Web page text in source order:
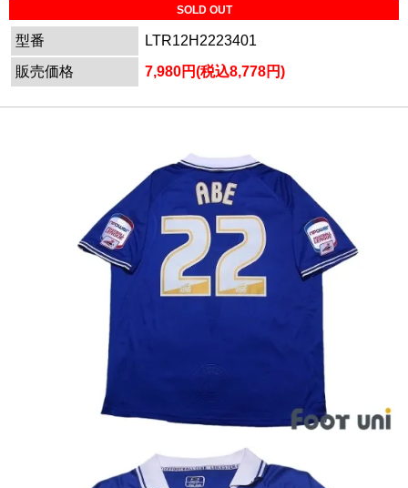
SOLD OUT
型番
LTR12H2223401
販売価格
7,980円(税込8,778円)